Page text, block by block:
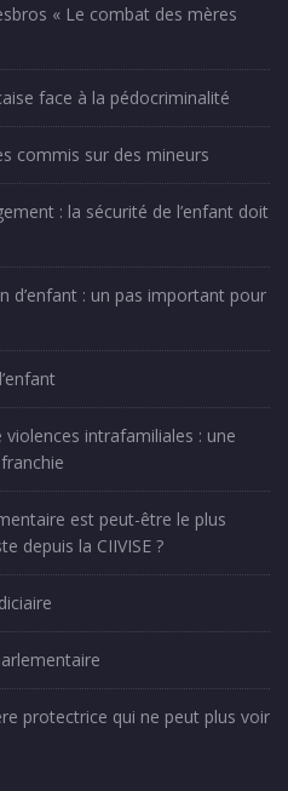
« Le combat des mères
face à la pédocriminalité
commis sur des mineurs
: la sécurité de l’enfant doit
d’enfant : un pas important pour
intrafamiliales : une
est peut-être le plus
depuis la CIIVISE ?
protectrice qui ne peut plus voir